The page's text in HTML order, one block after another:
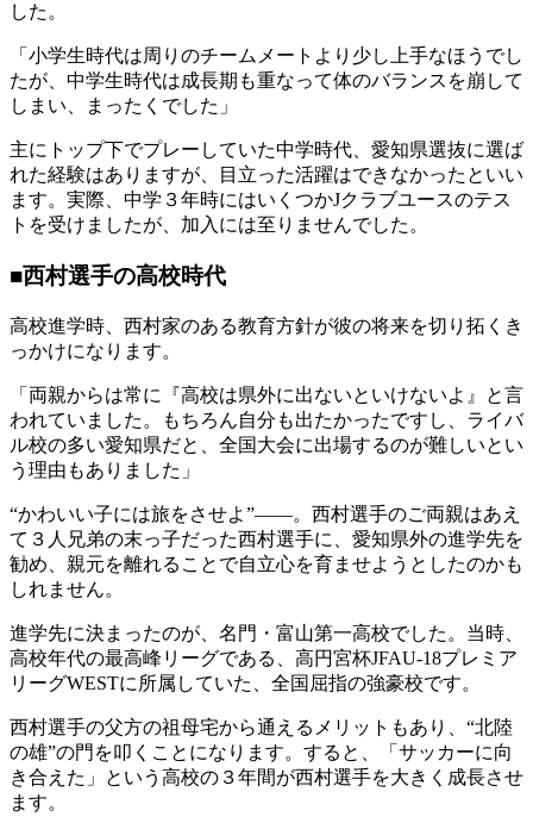
した。
「小学生時代は周りのチームメートより少し上手なほうでし
たが、中学生時代は成長期も重なって体のバランスを崩して
しまい、まったくでした」
主にトップ下でプレーしていた中学時代、愛知県選抜に選ば
れた経験はありますが、目立った活躍はできなかったといい
ます。実際、中学３年時にはいくつかJクラブユースのテス
トを受けましたが、加入には至りませんでした。
■西村選手の高校時代
高校進学時、西村家のある教育方針が彼の将来を切り拓くき
っかけになります。
「両親からは常に『高校は県外に出ないといけないよ』と言
われていました。もちろん自分も出たかったですし、ライバ
ル校の多い愛知県だと、全国大会に出場するのが難しいとい
う理由もありました」
“かわいい子には旅をさせよ”――。西村選手のご両親はあえ
て３人兄弟の末っ子だった西村選手に、愛知県外の進学先を
勧め、親元を離れることで自立心を育ませようとしたのかも
しれません。
進学先に決まったのが、名門・富山第一高校でした。当時、
高校年代の最高峰リーグである、高円宮杯JFAU-18プレミア
リーグWESTに所属していた、全国屈指の強豪校です。
西村選手の父方の祖母宅から通えるメリットもあり、“北陸
の雄”の門を叩くことになります。すると、「サッカーに向
き合えた」という高校の３年間が西村選手を大きく成長させ
ます。